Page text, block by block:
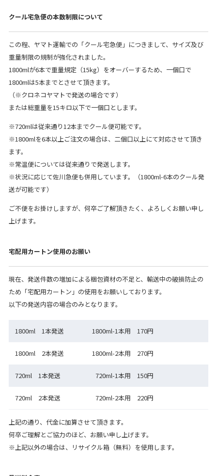
クール宅急便の本数制限について
この程、ヤマト運輸での「クール宅急便」につきまして、サイズ及び
重量制限の規制が強化されました。
1800mlが6本で重量規定（15kg）をオーバーするため、一個口で
1800mlは5本までとさせて頂きます。
（※クロネコヤマトで発送の場合です）
または総重量を15キロ以下で一個口とします。
※720mlは従来通り12本までクール便可能です。
※1800mlを6本以上ご注文の場合は、二個口以上にて対応させて頂き
ます。
※常温便については従来通りで発送します。
※状況に応じて佐川急便も併用しています。（1800ml-6本のクール発
送が可能です）
ご不便をお掛けしますが、何卒ご了解頂きたく、よろしくお願い申し
上げます。
宅配用カートン使用のお願い
現在、発送件数の増加による梱包資材の不足と、輸送中の破損防止の
ため「宅配用カートン」の使用をお願いしております。
以下の発送内容の場合のみとなります。
1800ml 1本発送 1800ml-1本用 170円
1800ml 2本発送 1800ml-2本用 270円
720ml 1本発送 720ml-1本用 150円
720ml 2本発送 720ml-2本用 220円
上記の通り、代金に加算させて頂きます。
何卒ご理解とご協力のほど、お願い申し上げます。
※上記以外の場合は、リサイクル箱（無料）を使用します。